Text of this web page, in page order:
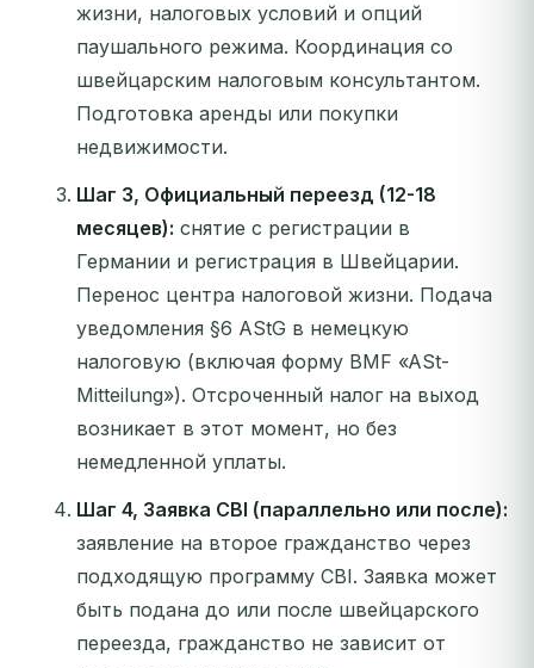
жизни, налоговых условий и опций
паушального режима. Координация со
швейцарским налоговым консультантом.
Подготовка аренды или покупки
недвижимости.
Шаг 3, Официальный переезд (12-18
месяцев): снятие с регистрации в
Германии и регистрация в Швейцарии.
Перенос центра налоговой жизни. Подача
уведомления §6 AStG в немецкую
налоговую (включая форму BMF «ASt-
Mitteilung»). Отсроченный налог на выход
возникает в этот момент, но без
немедленной уплаты.
Шаг 4, Заявка CBI (параллельно или после):
заявление на второе гражданство через
подходящую программу CBI. Заявка может
быть подана до или после швейцарского
переезда, гражданство не зависит от